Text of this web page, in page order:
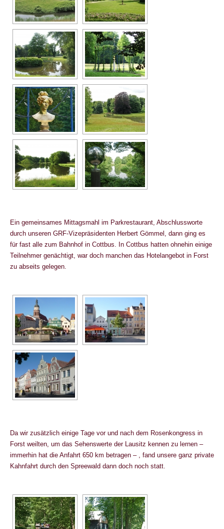
Ein gemeinsames Mittagsmahl im Parkrestaurant, Abschlussworte
durch unseren GRF-Vizepräsidenten Herbert Gömmel, dann ging es
für fast alle zum Bahnhof in Cottbus. In Cottbus hatten ohnehin einige
Teilnehmer genächtigt, war doch manchen das Hotelangebot in Forst
zu abseits gelegen.
Da wir zusätzlich einige Tage vor und nach dem Rosenkongress in
Forst weilten, um das Sehenswerte der Lausitz kennen zu lernen –
immerhin hat die Anfahrt 650 km betragen – , fand unsere ganz private
Kahnfahrt durch den Spreewald dann doch noch statt.